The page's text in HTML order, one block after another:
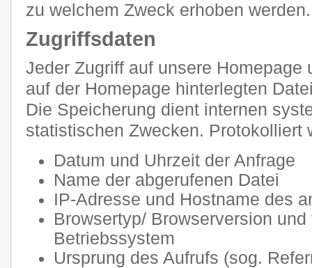
zu welchem Zweck erhoben werden.
Zugriffsdaten
Jeder Zugriff auf unsere Homepage
auf der Homepage hinterlegten
Die Speicherung dient internen
statistischen Zwecken. Protokolliert
Datum und Uhrzeit der Anfrage
Name der abgerufenen Datei
IP-Adresse und Hostname des
Browsertyp/ Browserversion
Betriebssystem
Ursprung des Aufrufs (sog.